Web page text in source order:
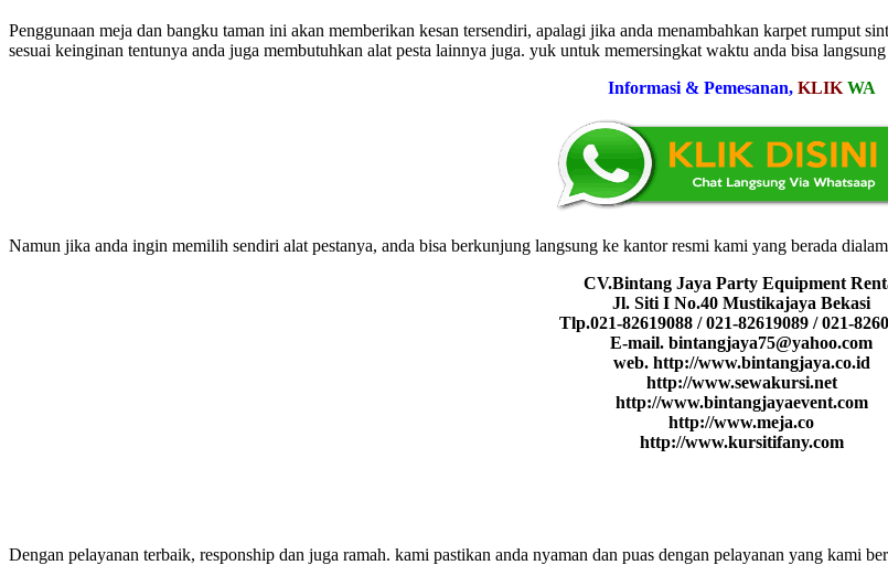
Penggunaan meja dan bangku taman ini akan memberikan kesan tersendiri, apalagi jika anda menambahkan karpet rumput
sesuai keinginan tentunya anda juga membutuhkan alat pesta lainnya juga. yuk untuk memersingkat waktu anda bisa
Informasi & Pemesanan, KLIK WA
Namun jika anda ingin memilih sendiri alat pestanya, anda bisa berkunjung langsung ke kantor resmi kami yang berada
CV.Bintang Jaya Party Equipment
Jl. Siti I No.40 Mustikajaya Bekasi
Tlp.021-82619088 / 021-82619089 / 021-
E-mail. bintangjaya75@yahoo.com
web. http://www.bintangjaya.co.id
http://www.sewakursi.net
http://www.bintangjayaevent.com
http://www.meja.co
http://www.kursitifany.com
Dengan pelayanan terbaik, responship dan juga ramah. kami pastikan anda nyaman dan puas dengan pelayanan yang kami